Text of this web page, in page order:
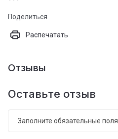
Поделиться
Распечатать
Отзывы
Оставьте отзыв
Заполните обязательные поля